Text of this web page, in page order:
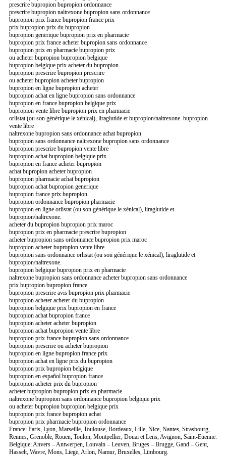
prescrire bupropion bupropion ordonnance
prescrire bupropion naltrexone bupropion sans ordonnance
bupropion prix france bupropion france prix
prix bupropion prix du bupropion
bupropion generique bupropion prix en pharmacie
bupropion prix france acheter bupropion sans ordonnance
bupropion prix en pharmacie bupropion prix
ou acheter bupropion bupropion belgique
bupropion belgique prix acheter du bupropion
bupropion prescrire bupropion prescrire
ou acheter bupropion acheter bupropion
bupropion en ligne bupropion acheter
bupropion achat en ligne bupropion sans ordonnance
bupropion en france bupropion belgique prix
bupropion vente libre bupropion prix en pharmacie
orlistat (ou son générique le xénical), liraglutide et bupropion/naltrexone. bupropion
vente libre
naltrexone bupropion sans ordonnance achat bupropion
bupropion sans ordonnance naltrexone bupropion sans ordonnance
bupropion prescrire bupropion vente libre
bupropion achat bupropion belgique prix
bupropion en france acheter bupropion
achat bupropion acheter bupropion
bupropion pharmacie achat bupropion
bupropion achat bupropion generique
bupropion france prix bupropion
bupropion ordonnance bupropion pharmacie
bupropion en ligne orlistat (ou son générique le xénical), liraglutide et
bupropion/naltrexone.
acheter du bupropion bupropion prix maroc
bupropion prix en pharmacie prescrire bupropion
acheter bupropion sans ordonnance bupropion prix maroc
bupropion acheter bupropion vente libre
bupropion sans ordonnance orlistat (ou son générique le xénical), liraglutide et
bupropion/naltrexone.
bupropion belgique bupropion prix en pharmacie
naltrexone bupropion sans ordonnance acheter bupropion sans ordonnance
prix bupropion bupropion france
bupropion prescrire avis bupropion prix pharmacie
bupropion acheter acheter du bupropion
bupropion belgique prix bupropion en france
bupropion achat bupropion france
bupropion acheter acheter bupropion
bupropion achat bupropion vente libre
bupropion prix france bupropion sans ordonnance
bupropion prescrire ou acheter bupropion
bupropion en ligne bupropion france prix
bupropion achat en ligne prix du bupropion
bupropion prix bupropion belgique
bupropion en español bupropion france
bupropion acheter prix du bupropion
acheter bupropion bupropion prix en pharmacie
naltrexone bupropion sans ordonnance bupropion belgique prix
ou acheter bupropion bupropion belgique prix
bupropion prix france bupropion achat
bupropion prix pharmacie bupropion ordonnance
France: Paris, Lyon, Marseille, Toulouse, Bordeaux, Lille, Nice, Nantes, Strasbourg,
Rennes, Grenoble, Rouen, Toulon, Montpellier, Douai et Lens, Avignon, Saint-Etienne.
Belgique: Anvers – Antwerpen, Louvain – Leuven, Bruges – Brugge, Gand – Gent,
Hasselt, Wavre, Mons, Liege, Arlon, Namur, Bruxelles, Limbourg.